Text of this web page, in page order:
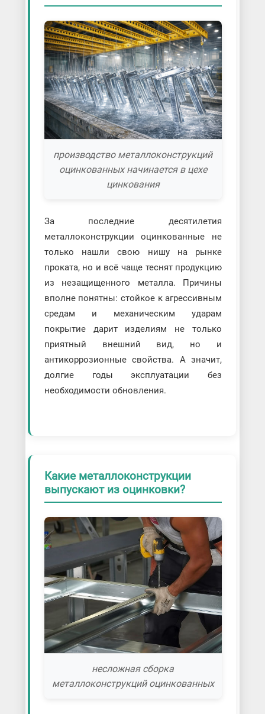
производство металлоконструкций
оцинкованных начинается в цехе
цинкования
За последние десятилетия
металлоконструкции оцинкованные не
только нашли свою нишу на рынке
проката, но и всё чаще теснят продукцию
из незащищенного металла. Причины
вполне понятны: стойкое к агрессивным
средам и механическим ударам
покрытие дарит изделиям не только
приятный внешний вид, но и
антикоррозионные свойства. А значит,
долгие годы эксплуатации без
необходимости обновления.
Какие металлоконструкции
выпускают из оцинковки?
несложная сборка
металлоконструкций оцинкованных